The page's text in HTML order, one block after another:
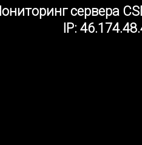
сервера
IP: